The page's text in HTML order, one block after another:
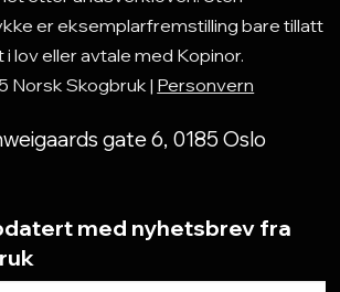
er eksemplarfremstilling bare tillatt
lov eller avtale med Kopinor.
Norsk Skogbruk | Personvern
gate 6, 0185 Oslo
med nyhetsbrev fra